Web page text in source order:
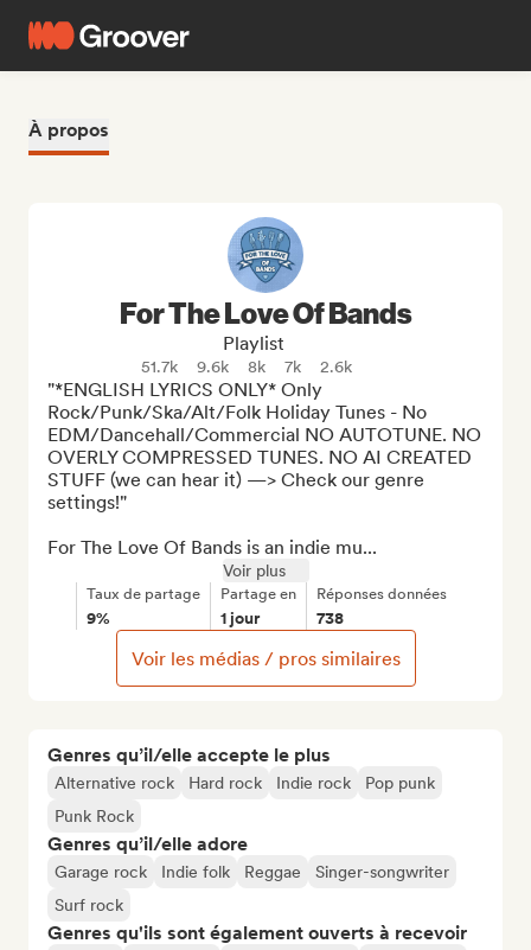
À propos
Genres qu’il/elle accepte le plus
Alternative rock Hard rock Indie rock
Pop punk
Punk Rock
Genres qu’il/elle adore
Garage rock Indie folk Reggae
Singer-songwriter
Surf rock
Genres qu'ils sont également ouverts à recevoir
For The Love Of Bands
Playlist
51.7k 9.6k 8k 7k 2.6k
"*ENGLISH LYRICS ONLY* Only
Rock/Punk/Ska/Alt/Folk Holiday Tunes - No
EDM/Dancehall/Commercial NO AUTOTUNE. NO
OVERLY COMPRESSED TUNES. NO AI CREATED
STUFF (we can hear it) —> Check our genre
settings!"
For The Love Of Bands is an indie mu...
Voir plus
Taux de partage
9%
Partage en
1 jour
Réponses données
738
Voir les médias / pros similaires